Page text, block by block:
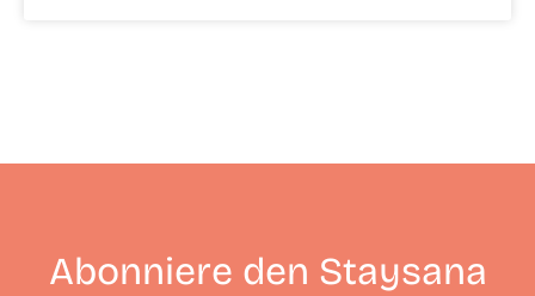
Abonniere den Staysana